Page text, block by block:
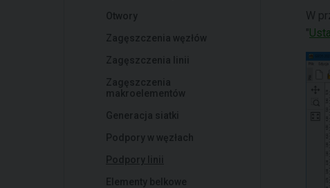
Otwory
Zagęszczenia węzłów
Zagęszczenia linii
Zagęszczenia
makroelementów
Generacja siatki
Podpory w węzłach
Podpory linii
Elementy belkowe
W
"